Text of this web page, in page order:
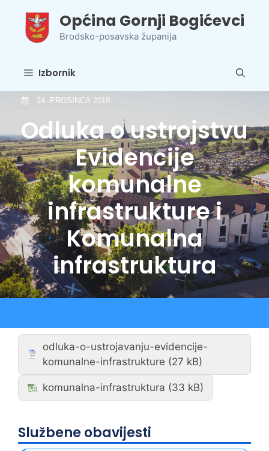
sadržaj
Općina Gornji Bogićevci
Brodsko-posavska županija
Izbornik
24. PROSINCA 2019.
Odluka o ustrojstvu
Evidencije
komunalne
infrastrukture i
Komunalna
infrastruktura
odluka-o-ustrojavanju-evidencije-
komunalne-infrastrukture
komunalna-infrastruktura
Službene obavijesti